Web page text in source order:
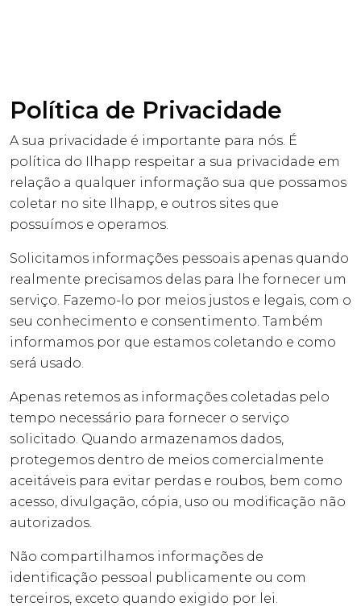
Política de Privacidade
A sua privacidade é importante para nós. É
política do Ilhapp respeitar a sua privacidade em
relação a qualquer informação sua que possamos
coletar no site Ilhapp, e outros sites que
possuímos e operamos.
Solicitamos informações pessoais apenas quando
realmente precisamos delas para lhe fornecer um
serviço. Fazemo-lo por meios justos e legais, com o
seu conhecimento e consentimento. Também
informamos por que estamos coletando e como
será usado.
Apenas retemos as informações coletadas pelo
tempo necessário para fornecer o serviço
solicitado. Quando armazenamos dados,
protegemos dentro de meios comercialmente
aceitáveis ​​para evitar perdas e roubos, bem como
acesso, divulgação, cópia, uso ou modificação não
autorizados.
Não compartilhamos informações de
identificação pessoal publicamente ou com
terceiros, exceto quando exigido por lei.